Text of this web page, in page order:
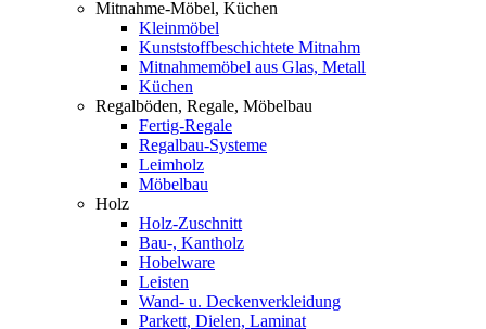
Mitnahme-Möbel, Küchen
Kleinmöbel
Kunststoffbeschichtete Mitnahm
Mitnahmemöbel aus Glas, Metall
Küchen
Regalböden, Regale, Möbelbau
Fertig-Regale
Regalbau-Systeme
Leimholz
Möbelbau
Holz
Holz-Zuschnitt
Bau-, Kantholz
Hobelware
Leisten
Wand- u. Deckenverkleidung
Parkett, Dielen, Laminat